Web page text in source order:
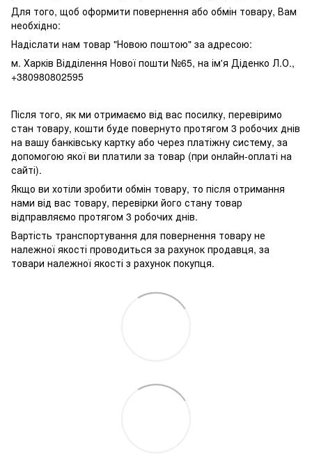
Для того, щоб оформити повернення або обмін товару, Вам
необхідно:
Надіслати нам товар "Новою поштою" за адресою:
м. Харків Відділення Нової пошти №65, на ім'я Діденко Л.О.,
+380980802595
Після того, як ми отримаємо від вас посилку, перевіримо
стан товару, кошти буде повернуто протягом 3 робочих днів
на вашу банківську картку або через платіжну систему, за
допомогою якої ви платили за товар (при онлайн-оплаті на
сайті).
Якщо ви хотіли зробити обмін товару, то після отримання
нами від вас товару, перевірки його стану товар
відправляємо протягом 3 робочих днів.
Вартість транспортування для повернення товару не
належної якості проводиться за рахунок продавця, за
товари належної якості з рахунок покупця.